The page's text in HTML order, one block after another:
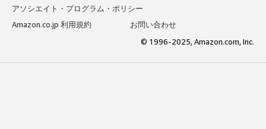
アソシエイト・プログラム・ポリシー
Amazon.co.jp 利用規約
お問い合わせ
© 1996-2025, Amazon.com, Inc.